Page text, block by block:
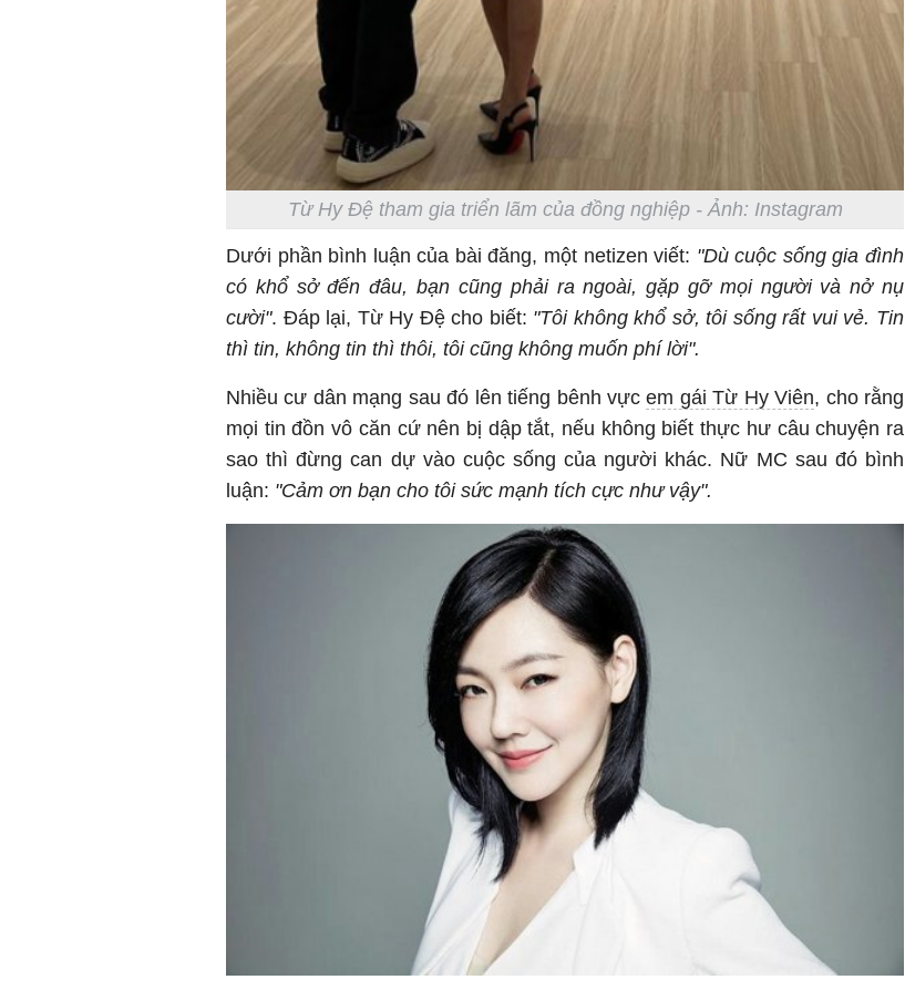
Từ Hy Đệ tham gia triển lãm của đồng nghiệp - Ảnh: Instagram
Dưới phần bình luận của bài đăng, một netizen viết: "Dù cuộc sống gia đình
có khổ sở đến đâu, bạn cũng phải ra ngoài, gặp gỡ mọi người và nở nụ
cười". Đáp lại, Từ Hy Đệ cho biết: "Tôi không khổ sở, tôi sống rất vui vẻ. Tin
thì tin, không tin thì thôi, tôi cũng không muốn phí lời".
Nhiều cư dân mạng sau đó lên tiếng bênh vựcem gái Từ Hy Viên, cho rằng
mọi tin đồn vô căn cứ nên bị dập tắt, nếu không biết thực hư câu chuyện ra
sao thì đừng can dự vào cuộc sống của người khác. Nữ MC sau đó bình
luận: "Cảm ơn bạn cho tôi sức mạnh tích cực như vậy".